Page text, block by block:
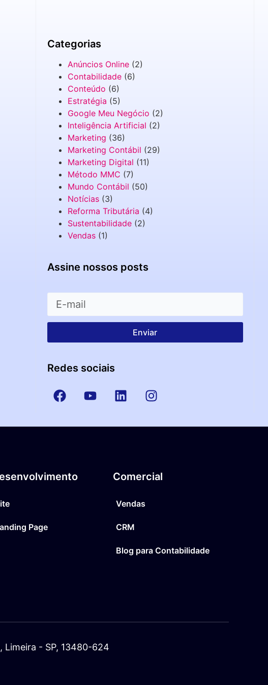
Categorias
Anúncios Online(2)
Contabilidade(6)
Conteúdo (6)
Estratégia (5)
Google Meu Negócio (2)
Inteligência Artificial (2)
Marketing (36)
Marketing Contábil (29)
Marketing Digital (11)
Método MMC (7)
Mundo Contábil (50)
Notícias(3)
Reforma Tributária (4)
Sustentabilidade(2)
Vendas(1)
Assine nossos posts
Enviar
Redes sociais
Page
Comercial
Vendas
CRM
Blog para Contabilidade
Limeira - SP, 13480-624